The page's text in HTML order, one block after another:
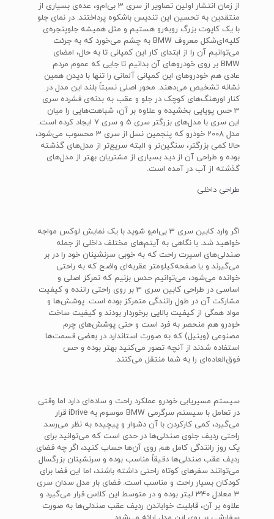
از زمان انتشار اولین تصاویر از سری 3 بی‌ام‌و، عده‌ی بسیاری از
منتقدین به تحسین این تندیس باشکوه پرداختند. در نمای جلو
با یک کاپوت بزرگ روبه‌رو هستیم و مثل همیشه جلوپنجره‌ی
کلیه‌ای‌شکل معروف BMW به چشم می‌خورد که به جرئت
می‌توانیم آن را از ابتدای کار این کمپانی تا به حال، امضای
BMW بر روی خودروهای آن بدانیم تا جایی که عموم مردم
عادی هم خودروهای این کمپانی آلمانی را تنها با دیدن همین
نشانه تشخیص می‌دهند. محور اصلی نسبتاً بلند این مدل در
کنار اورهنگ‌های کوچک در جلو و عقب به بدنه‌ی فشرده سری
3 حس پویایی بخشیده و علاوه بر آن، شباهت‌هایی را میان
این سری با مدل‌های بزرگتر سری 5 و سری 7 ایجاد کرده است.
مدل 2008 خودرو که پنجمین نسل از سری 3 محسوب می‌شود،
حالا کمی بزرگتر، سنگین‌تر و البته سریع‌تر از مدل‌های گذشته
بوده و طراحی آن از دید بسیاری از مشتریان بهتر از مدل‌های
گذشته از آب در آمده است.
طراحی داخلی
اگر وارد کابین سری 3 بی‌ام‌و شوید با یک نمایش لوکس مواجه
خواهید شد. با نگاهی به آیتم‌های مختلف داخلی از جمله
صندلی‌های اسپرت راحت که به خوبی سرنشینان خود را در بر
می‌گیرند و یا صفحه‌کیلومتر عقربه‌ای واضح که به راحتی
خوانده می‌شود، می‌توانیم حدس بزنیم که تمرکز اصلی و
اساسی در طراحی کابین سری 3 بر روی راحتی راننده و کیفیت
مشارکت آن در طول رانندگی متمرکز بوده است. پوشش‌ها و
مواد همگی از کیفیت بالایی برخوردار بودند و کیفیت ساخت
خودرو هم منحصر به فرد است و حتی پوشش‌های چرم
مصنوعی (وینیل) که به صورت استاندارد در بعضی قسمت‌ها
استفاده شدند از آنچه تصور می‌کنید بهتر بوده و حس
فوق‌العاده‌ای را به شما منتقل می‌کنند.
سیستم مسیریابی خودرو عملکرد راحت و ساده‌ای دارد اما وقتی
در تعامل با سیستم سرگرمی BMW موسوم به iDrive قرار
می‌گیرد، کمی کارکردن با آن دشوار و پیچیده به نظر می‌رسد.
راحتی ردیف جلوی صندلی‌ها در حدی است که می‌توانید برای
یک روز رانندگی کامل هم روی آن‌ها حساب کنید، اگر چه فضای
ردیف عقب صندلی‌ها دقیقاً مناسب بوده و سرنشینان بزرگسال
می‌توانند سفرهای کوتاه راحتی داشته باشند، اما این فضا برای
کودکان بسیار راحت و مناسب است. فضای بار مدل سدان سری
3 معادل 340 لیتر بوده و در متوسط این کلاس قرار می‌گیرد و
علاوه بر آن، قابلیت خواباندن ردیف عقب صندلی‌ها به صورت